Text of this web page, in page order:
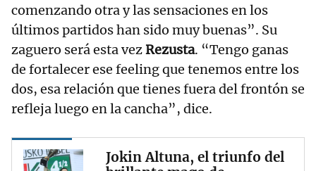
comenzando otra y las sensaciones en los
últimos partidos han sido muy buenas”. Su
zaguero será esta vezRezusta. “Tengo ganas
de fortalecer ese feeling que tenemos entre los
dos, esa relación que tienes fuera del frontón se
refleja luego en la cancha”, dice.
Jokin Altuna, el triunfo del